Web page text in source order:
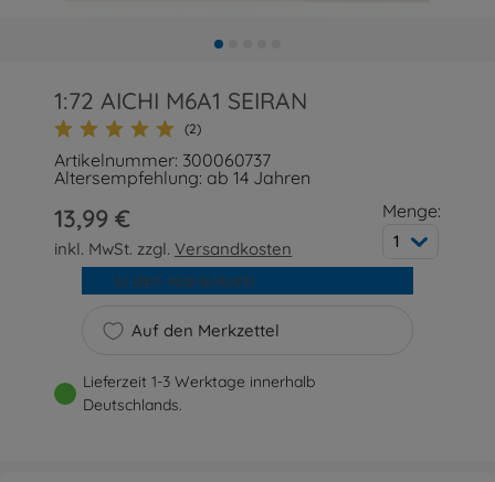
1:72 AICHI M6A1 SEIRAN
(2)
Artikelnummer: 300060737
Altersempfehlung: ab 14 Jahren
13,99 €
inkl. MwSt. zzgl.Versandkosten
Menge:
1
Auf den Merkzettel
In den Warenkorb
Lieferzeit 1-3 Werktage innerhalb
Deutschlands.